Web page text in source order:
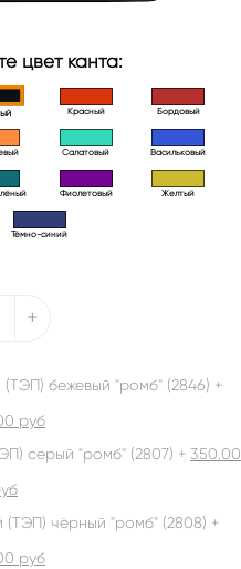
цвет канта:
Красный Бордовый
Салатовый Васильковый
Фиолетовый Желтый
Тёмно-синий
+
бежевый "ромб" (2846) +
руб
серый "ромб" (2807) + 350.00
(ТЭП) чёрный "ромб" (2808) +
руб